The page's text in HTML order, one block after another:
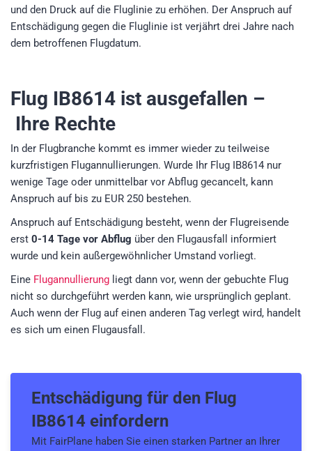
und den Druck auf die Fluglinie zu erhöhen. Der Anspruch auf
Entschädigung gegen die Fluglinie ist verjährt drei Jahre nach
dem betroffenen Flugdatum.
Flug IB8614 ist ausgefallen –
Ihre Rechte
In der Flugbranche kommt es immer wieder zu teilweise
kurzfristigen Flugannullierungen. Wurde Ihr Flug IB8614 nur
wenige Tage oder unmittelbar vor Abflug gecancelt, kann
Anspruch auf bis zu EUR 250 bestehen.
Anspruch auf Entschädigung besteht, wenn der Flugreisende
erst 0-14 Tage vor Abflug über den Flugausfall informiert
wurde und kein außergewöhnlicher Umstand vorliegt.
Eine Flugannullierung liegt dann vor, wenn der gebuchte Flug
nicht so durchgeführt werden kann, wie ursprünglich geplant.
Auch wenn der Flug auf einen anderen Tag verlegt wird, handelt
es sich um einen Flugausfall.
Entschädigung für den Flug
IB8614 einfordern
Mit FairPlane haben Sie einen starken Partner an Ihrer